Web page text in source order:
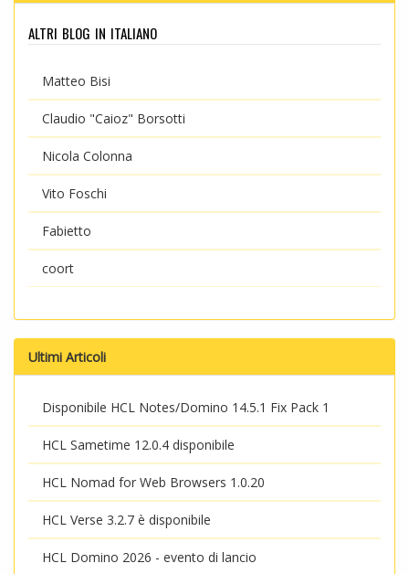
altri blog in italiano
Matteo Bisi
Claudio "Caioz" Borsotti
Nicola Colonna
Vito Foschi
Fabietto
coort
Ultimi Articoli
Disponibile HCL Notes/Domino 14.5.1 Fix Pack 1
HCL Sametime 12.0.4 disponibile
HCL Nomad for Web Browsers 1.0.20
HCL Verse 3.2.7 è disponibile
HCL Domino 2026 - evento di lancio